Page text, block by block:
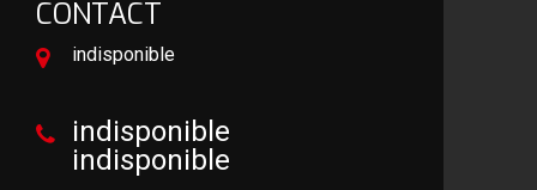
CONTACT
indisponible
indisponible
indisponible